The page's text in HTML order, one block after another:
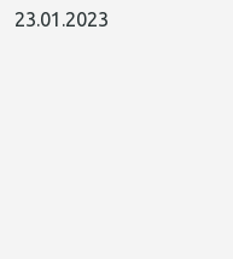
23.01.2023